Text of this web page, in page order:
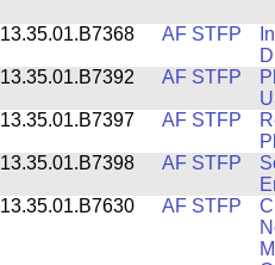
13.35.01.B7368 AF STFP
13.35.01.B7392
AF STFP
13.35.01.B7397
AF STFP
13.35.01.B7398
AF STFP
13.35.01.B7630
AF STFP